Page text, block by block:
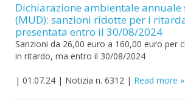
Dichiarazione ambientale
(MUD): sanzioni ridotte per i
presentata entro il 30/08/2024
Sanzioni da 26,00 euro a 160,00 euro per
in ritardo, ma entro il 30/08/2024
| 01.07.24 | Notizia n. 6312 | Read more